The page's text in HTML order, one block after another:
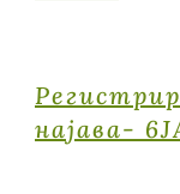
најава-